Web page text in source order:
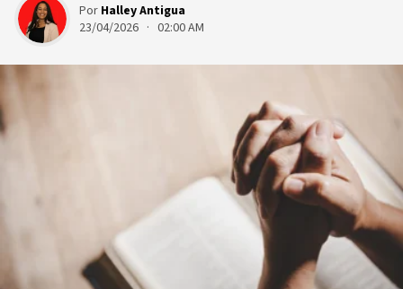
Por Halley Antigua
23/04/2026 · 02:00 AM